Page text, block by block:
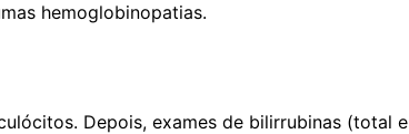
hemoglobinopatias.
Depois, exames de bilirrubinas (total e